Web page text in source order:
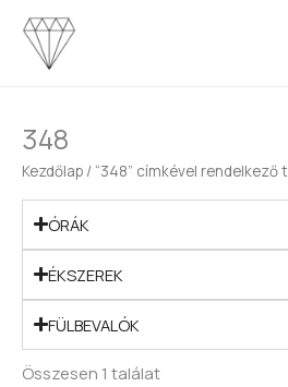
Skip
content
348
Kezdőlap / “348” címkével rendelkező
ÓRÁK
ÉKSZEREK
FÜLBEVALÓK
Összesen 1 találat